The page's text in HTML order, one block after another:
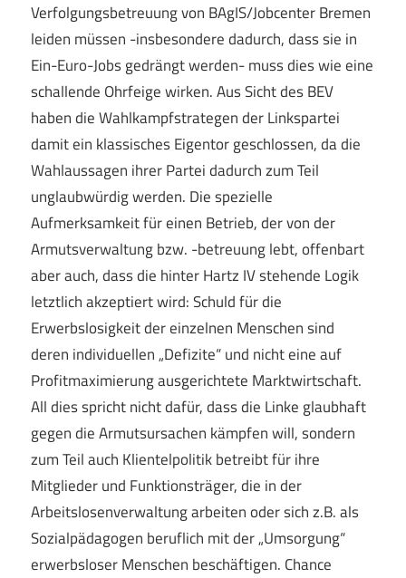
Verfolgungsbetreuung von BAgIS/Jobcenter Bremen
leiden müssen -insbesondere dadurch, dass sie in
Ein-Euro-Jobs gedrängt werden- muss dies wie eine
schallende Ohrfeige wirken. Aus Sicht des BEV
haben die Wahlkampfstrategen der Linkspartei
damit ein klassisches Eigentor geschlossen, da die
Wahlaussagen ihrer Partei dadurch zum Teil
unglaubwürdig werden. Die spezielle
Aufmerksamkeit für einen Betrieb, der von der
Armutsverwaltung bzw. -betreuung lebt, offenbart
aber auch, dass die hinter Hartz IV stehende Logik
letztlich akzeptiert wird: Schuld für die
Erwerbslosigkeit der einzelnen Menschen sind
deren individuellen „Defizite“ und nicht eine auf
Profitmaximierung ausgerichtete Marktwirtschaft.
All dies spricht nicht dafür, dass die Linke glaubhaft
gegen die Armutsursachen kämpfen will, sondern
zum Teil auch Klientelpolitik betreibt für ihre
Mitglieder und Funktionsträger, die in der
Arbeitslosenverwaltung arbeiten oder sich z.B. als
Sozialpädagogen beruflich mit der „Umsorgung“
erwerbsloser Menschen beschäftigen. Chance